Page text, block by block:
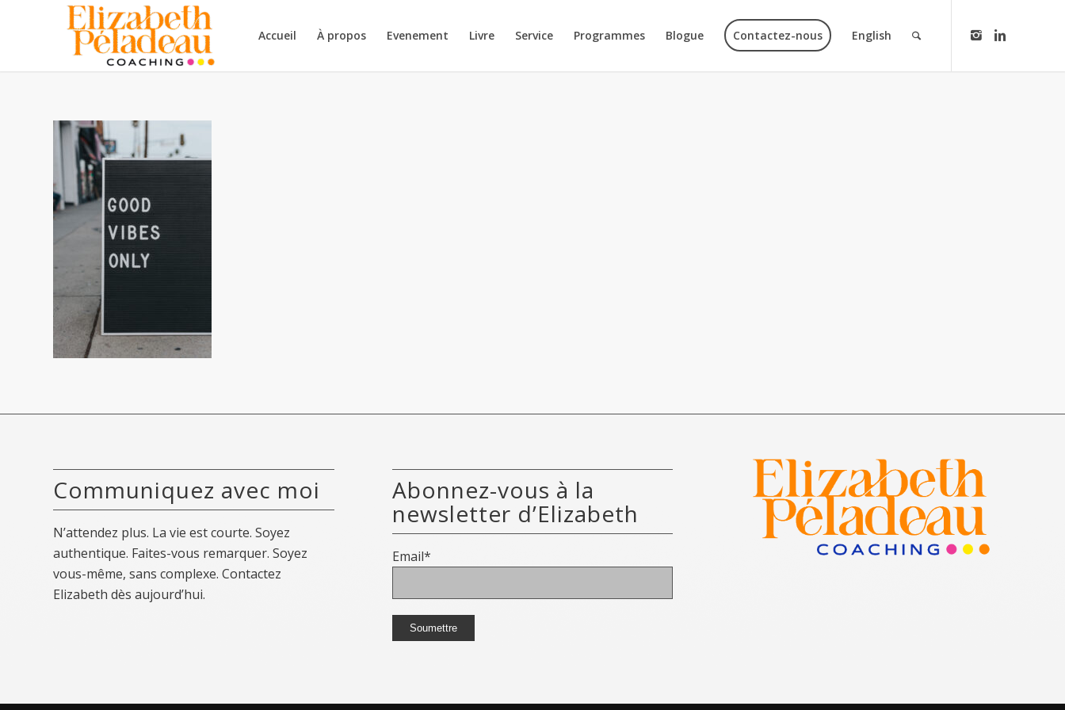
Accueil À propos Evenement Livre Service Programmes Blogue Contactez-nous English
Communiquez avec moi
N’attendez plus. La vie est courte. Soyez
authentique. Faites-vous remarquer. Soyez
vous-même, sans complexe. Contactez
Elizabeth dès aujourd’hui.
Abonnez-vous à la
newsletter d’Elizabeth
Email*